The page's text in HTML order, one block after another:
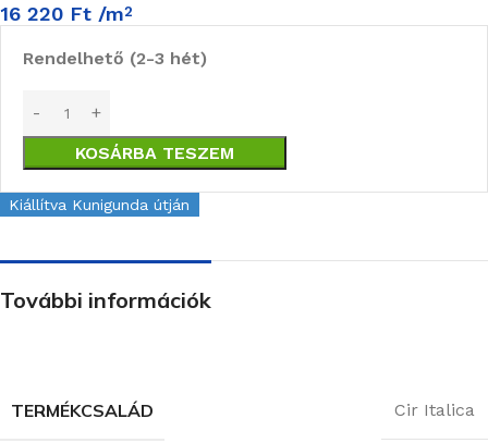
16 220 Ft /m2
Rendelhető (2-3 hét)
KOSÁRBA TESZEM
Kiállítva Kunigunda útján
További információk
TERMÉKCSALÁD Cir Italica